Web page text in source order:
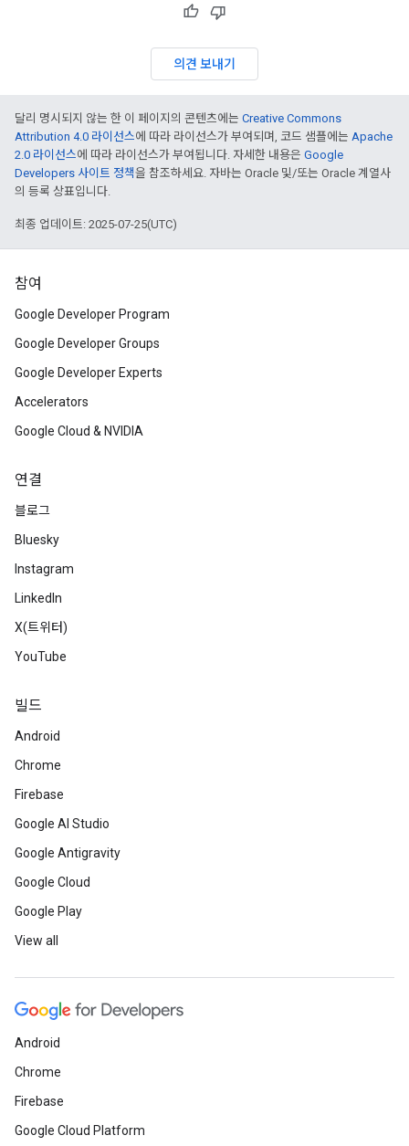
의견 보내기
달리 명시되지 않는 한 이 페이지의 콘텐츠에는 Creative Commons
Attribution 4.0 라이선스에 따라 라이선스가 부여되며, 코드 샘플에는 Apache
2.0 라이선스에 따라 라이선스가 부여됩니다. 자세한 내용은 Google
Developers 사이트 정책을 참조하세요. 자바는 Oracle 및/또는 Oracle 계열사
의 등록 상표입니다.
최종 업데이트: 2025-07-25(UTC)
참여
Google Developer Program
Google Developer Groups
Google Developer Experts
Accelerators
Google Cloud & NVIDIA
연결
블로그
Bluesky
Instagram
LinkedIn
X(트위터)
YouTube
빌드
Android
Chrome
Firebase
Google AI Studio
Google Antigravity
Google Cloud
Google Play
View all
Android
Chrome
Firebase
Google Cloud Platform